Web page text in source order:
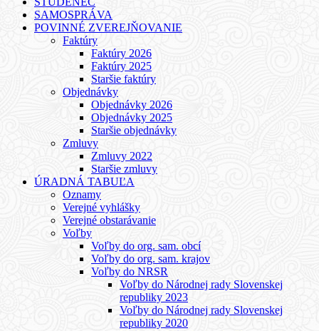
SAMOSPRÁVA
POVINNÉ ZVEREJŇOVANIE
Faktúry
Faktúry 2026
Faktúry 2025
Staršie faktúry
Objednávky
Objednávky 2026
Objednávky 2025
Staršie objednávky
Zmluvy
Zmluvy 2022
Staršie zmluvy
ÚRADNÁ TABUĽA
Oznamy
Verejné vyhlášky
Verejné obstarávanie
Voľby
Voľby do org. sam. obcí
Voľby do org. sam. krajov
Voľby do NRSR
Voľby do Národnej rady Slovenskej
republiky 2023
Voľby do Národnej rady Slovenskej
republiky 2020